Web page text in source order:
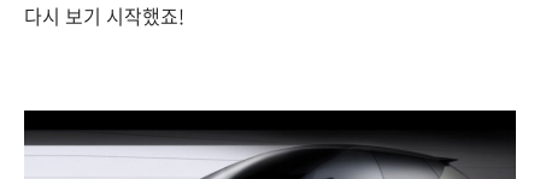
다시 보기 시작했죠!